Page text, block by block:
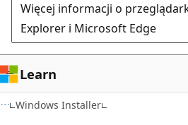
Więcej informacji o
Explorer i Microsoft Edge
Learn
Windows Installer